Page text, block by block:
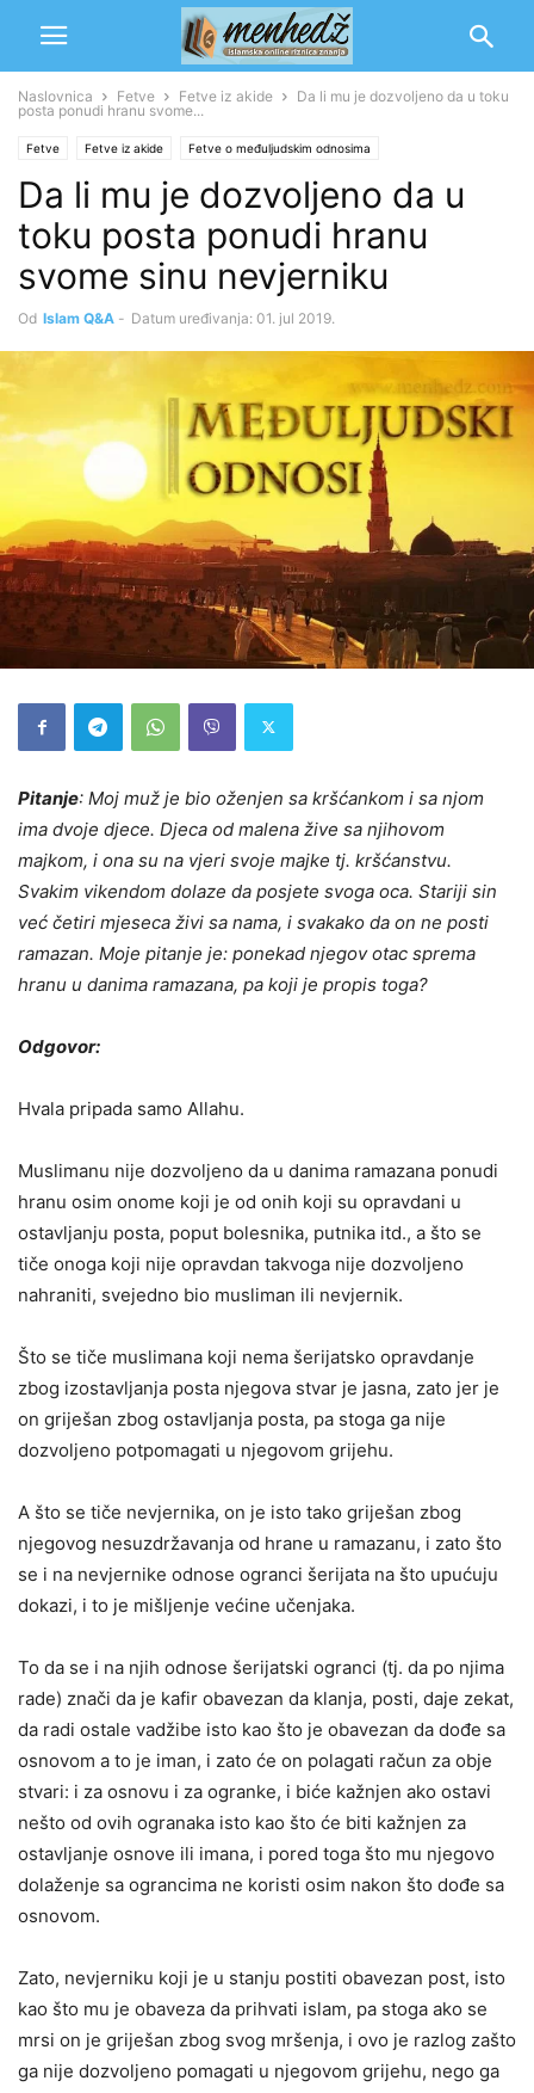
Naslovnica Fetve Fetve iz akide
Da li mu je dozvoljeno da u toku
posta ponudi hranu svome...
Fetve Fetve iz akide Fetve o međuljudskim odnosima
Da li mu je dozvoljeno da u
toku posta ponudi hranu
svome sinu nevjerniku
Od Islam Q&A - Datum uređivanja: 01. jul 2019.
Pitanje: Moj muž je bio oženjen sa kršćankom i sa njom
ima dvoje djece. Djeca od malena žive sa njihovom
majkom, i ona su na vjeri svoje majke tj. kršćanstvu.
Svakim vikendom dolaze da posjete svoga oca. Stariji sin
već četiri mjeseca živi sa nama, i svakako da on ne posti
ramazan. Moje pitanje je: ponekad njegov otac sprema
hranu u danima ramazana, pa koji je propis toga?
Odgovor:
Hvala pripada samo Allahu.
Muslimanu nije dozvoljeno da u danima ramazana ponudi
hranu osim onome koji je od onih koji su opravdani u
ostavljanju posta, poput bolesnika, putnika itd., a što se
tiče onoga koji nije opravdan takvoga nije dozvoljeno
nahraniti, svejedno bio musliman ili nevjernik.
Što se tiče muslimana koji nema šerijatsko opravdanje
zbog izostavljanja posta njegova stvar je jasna, zato jer je
on griješan zbog ostavljanja posta, pa stoga ga nije
dozvoljeno potpomagati u njegovom grijehu.
A što se tiče nevjernika, on je isto tako griješan zbog
njegovog nesuzdržavanja od hrane u ramazanu, i zato što
se i na nevjernike odnose ogranci šerijata na što upućuju
dokazi, i to je mišljenje većine učenjaka.
To da se i na njih odnose šerijatski ogranci (tj. da po njima
rade) znači da je kafir obavezan da klanja, posti, daje zekat,
da radi ostale vadžibe isto kao što je obavezan da dođe sa
osnovom a to je iman, i zato će on polagati račun za obje
stvari: i za osnovu i za ogranke, i biće kažnjen ako ostavi
nešto od ovih ogranaka isto kao što će biti kažnjen za
ostavljanje osnove ili imana, i pored toga što mu njegovo
dolaženje sa ograncima ne koristi osim nakon što dođe sa
osnovom.
Zato, nevjerniku koji je u stanju postiti obavezan post, isto
kao što mu je obaveza da prihvati islam, pa stoga ako se
mrsi on je griješan zbog svog mršenja, i ovo je razlog zašto
ga nije dozvoljeno pomagati u njegovom grijehu, nego ga